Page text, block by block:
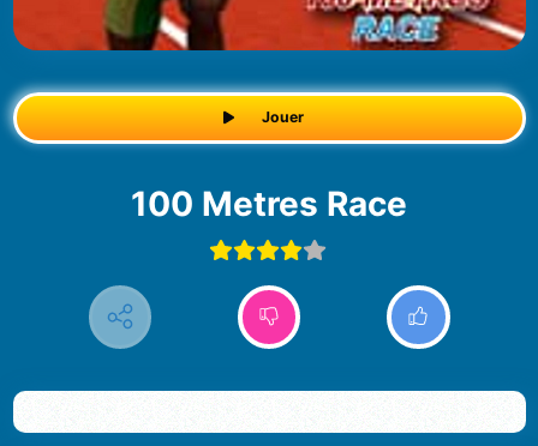
Jouer
100 Metres Race